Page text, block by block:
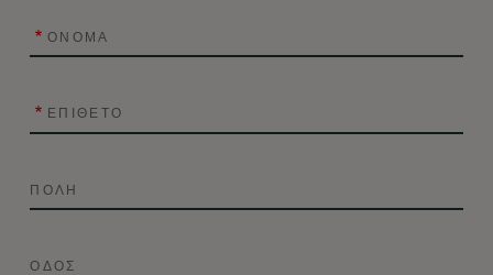
ΟΝΟΜΑ
ΕΠΙΘΕΤΟ
ΠΟΛΗ
ΟΔΟΣ